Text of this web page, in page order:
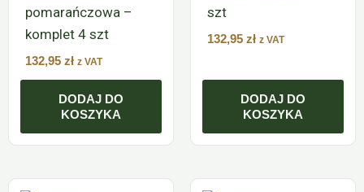
pomarańczowa –
komplet 4 szt
132,95 zł z VAT
DODAJ DO
KOSZYKA
szt
132,95 zł z VAT
DODAJ DO
KOSZYKA